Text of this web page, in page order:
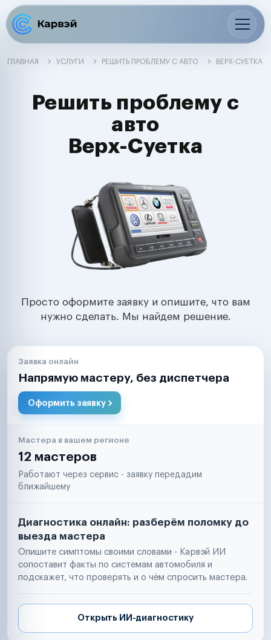
ГЛАВНАЯ УСЛУГИ РЕШИТЬ ПРОБЛЕМУ С АВТО ВЕРХ-СУЕТКА
Решить проблему с
авто
Верх-Суетка
Просто оформите заявку и опишите, что вам
нужно сделать. Мы найдем решение.
Заявка онлайн
Напрямую мастеру, без диспетчера
Оформить заявку
Мастера в вашем регионе
12 мастеров
Работают через сервис - заявку передадим
ближайшему
Диагностика онлайн: разберём поломку до
выезда мастера
Опишите симптомы своими словами - Карвэй ИИ
сопоставит факты по системам автомобиля и
подскажет, что проверять и о чём спросить мастера.
Открыть ИИ-диагностику